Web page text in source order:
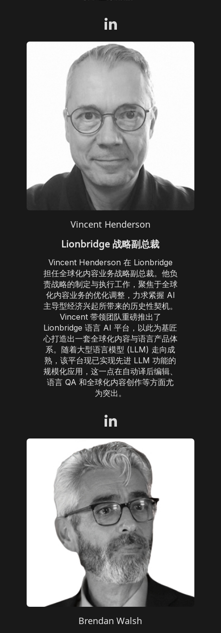
Vincent Henderson
Lionbridge 战略副总裁
Vincent Henderson 在 Lionbridge
担任全球化内容业务战略副总裁。他负
责战略的制定与执行工作，聚焦于全球
化内容业务的优化调整，力求紧握 AI
主导型经济兴起所带来的历史性契机。
Vincent 带领团队重磅推出了
Lionbridge 语言 AI 平台，以此为基匠
心打造出一套全球化内容与语言产品体
系。随着大型语言模型 (LLM) 走向成
熟，该平台现已实现先进 LLM 功能的
规模化应用，这一点在自动译后编辑、
语言 QA 和全球化内容创作等方面尤
为突出。
Brendan Walsh